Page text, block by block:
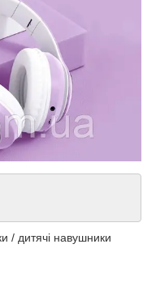
/ дитячі навушники